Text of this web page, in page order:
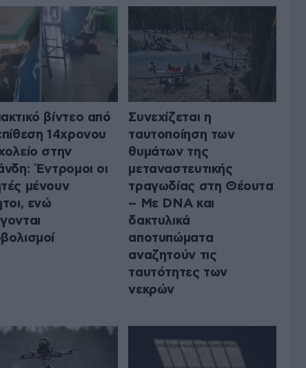
βίντεο από
14χρονου
στην
Έντρομοι οι
μένουν
ενώ
Συνεχίζεται η
ταυτοποίηση των
θυμάτων της
μεταναστευτικής
τραγωδίας στη Θέουτα
– Με DNA και
δακτυλικά
αποτυπώματα
αναζητούν τις
ταυτότητες των
νεκρών